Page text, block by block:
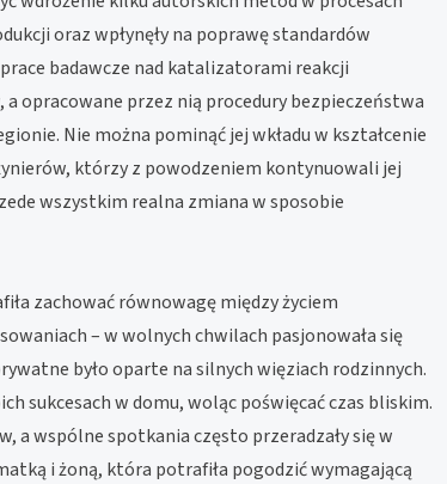
oraz wpłynęły na poprawę standardów
badawcze nad katalizatorami reakcji
opracowane przez nią procedury bezpieczeństwa
Nie można pominąć jej wkładu w kształcenie
którzy z powodzeniem kontynuowali jej
wszystkim realna zmiana w sposobie
zachować równowagę między życiem
– w wolnych chwilach pasjonowała się
było oparte na silnych więziach rodzinnych.
sukcesach w domu, woląc poświęcać czas bliskim.
a wspólne spotkania często przeradzały się w
i żoną, która potrafiła pogodzić wymagającą